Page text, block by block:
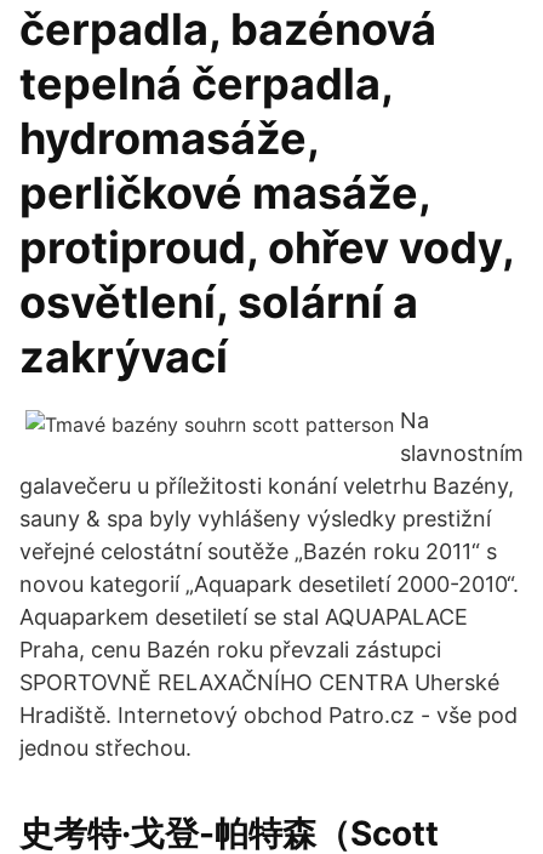
čerpadla, bazénová
tepelná čerpadla,
hydromasáže,
perličkové masáže,
protiproud, ohřev vody,
osvětlení, solární a
zakrývací
Na
slavnostním
galavečeru u příležitosti konání veletrhu Bazény,
sauny & spa byly vyhlášeny výsledky prestižní
veřejné celostátní soutěže „Bazén roku 2011“ s
novou kategorií „Aquapark desetiletí 2000-2010“.
Aquaparkem desetiletí se stal AQUAPALACE
Praha, cenu Bazén roku převzali zástupci
SPORTOVNĚ RELAXAČNÍHO CENTRA Uherské
Hradiště. Internetový obchod Patro.cz - vše pod
jednou střechou.
史考特·戈登-帕特森（Scott